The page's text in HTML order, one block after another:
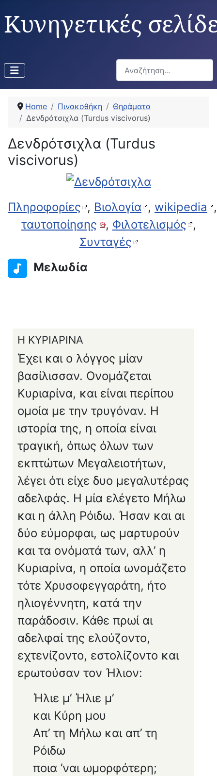
Κυνηγετικές
Αναζήτηση...
Home Πινακοθήκη
Θηράματα
Δενδρότσιχλα (Turdus viscivorus)
Δενδρότσιχλα (Turdus
viscivorus)
Πληροφορίες , Βιολογία , wikipedia
ταυτοποίησης
, Φιλοτελισμός ,
Συνταγές
Μελωδία
Η ΚΥΡΙΑΡΙΝΑ
Έχει και ο λόγγος μίαν
βασίλισσαν. Ονομάζεται
Κυριαρίνα, και είναι περίπου
oμοία με την τρυγόναν. Η
ιστορία της, η οποία είναι
τραγική, όπως όλων των
εκπτώτων Μεγαλειοτήτων,
λέγει ότι είχε δυο μεγαλυτέρας
αδελφάς. Η μία ελέγετο Μήλω
και η άλλη Ρόιδω. Ήσαν και αι
δύο εύμορφαι, ως μαρτυρούν
και τα ονόματά των, αλλ’ η
Κυριαρίνα, η οποία ωνομάζετο
τότε Χρυσοφεγγαράτη, ήτο
ηλιογέννητη, κατά την
παράδοσιν. Κάθε πρωί αι
αδελφαί της ελούζοντο,
εχτενίζοντο, εστολίζοντο και
ερωτούσαν τον Ήλιον:
Ήλιε μ’ Ήλιε μ’
και Κύρη μου
Απ’ τη Μήλω και απ’ τη
Ρόιδω
ποια ’ναι ωμορφότερη;